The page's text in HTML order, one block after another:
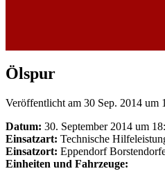
Ölspur
Veröffentlicht am 30 Sep. 2014 um
Datum: 30. September 2014 um
Einsatzart: Technische
Einsatzort: Eppendorf
Einheiten und Fahrzeuge: